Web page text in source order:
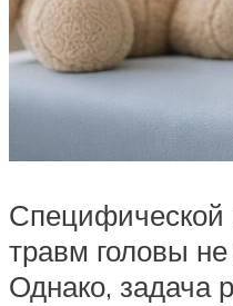
Специфической
травм головы
Однако, задача